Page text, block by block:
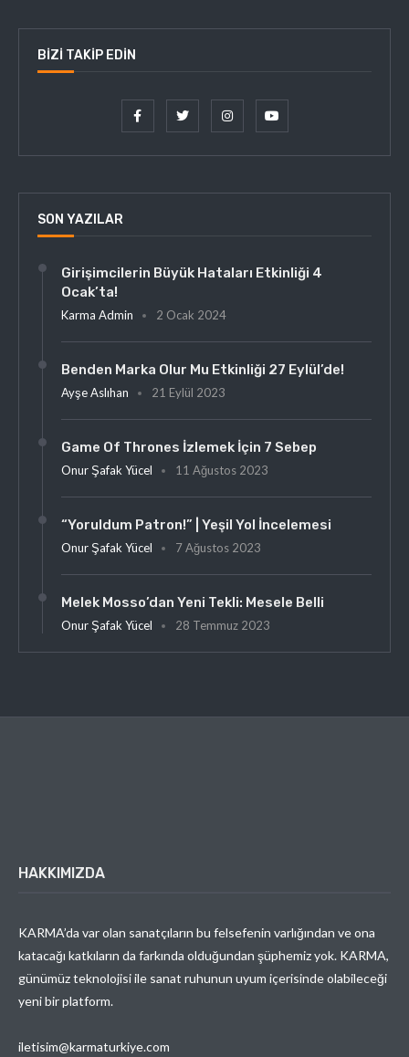
BIZI TAKIP EDIN
SON YAZILAR
Girişimcilerin Büyük Hataları Etkinliği 4
Ocak’ta!
Karma Admin 2 Ocak 2024
Benden Marka Olur Mu Etkinliği 27 Eylül’de!
Ayşe Aslıhan 21 Eylül 2023
Game Of Thrones İzlemek İçin 7 Sebep
Onur Şafak Yücel 11 Ağustos 2023
“Yoruldum Patron!” | Yeşil Yol İncelemesi
Onur Şafak Yücel 7 Ağustos 2023
Melek Mosso’dan Yeni Tekli: Mesele Belli
Onur Şafak Yücel 28 Temmuz 2023
HAKKIMIZDA
KARMA’da var olan sanatçıların bu felsefenin varlığından ve ona
katacağı katkıların da farkında olduğundan şüphemiz yok. KARMA,
günümüz teknolojisi ile sanat ruhunun uyum içerisinde olabileceği
yeni bir platform.
iletisim@karmaturkiye.com